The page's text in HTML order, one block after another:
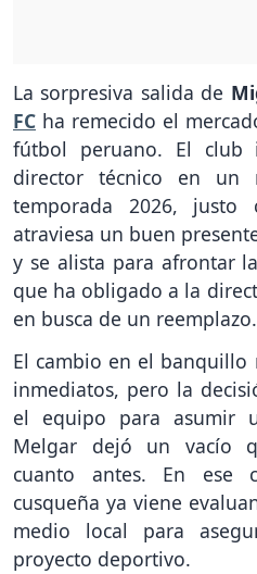
La sorpresiva salida de
FC ha remecido el
fútbol peruano. El club
director técnico en un
temporada 2026,
atraviesa un buen
y se alista para afrontar la
que ha obligado a la
en busca de un reemplazo.
El cambio en el banquillo
inmediatos, pero la
el equipo para asumir
Melgar dejó un vacío
cuanto antes. En ese
cusqueña ya viene
medio local para
proyecto deportivo.